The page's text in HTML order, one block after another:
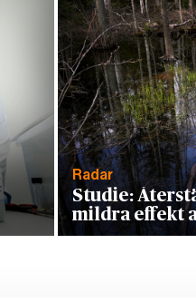
Radar
Studie:
mildra effekt